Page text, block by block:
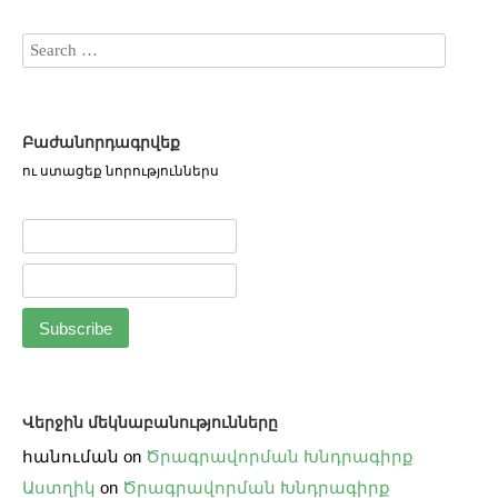
Բաժանորդագրվեք
ու ստացեք նորություններս
Վերջին մեկնաբանությունները
հանուման on Ծրագրավորման Խնդրագիրք
Աստղիկ on Ծրագրավորման Խնդրագիրք